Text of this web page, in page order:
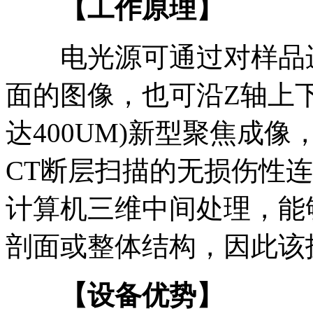
【工作原理】
电光源可通过对样品
面的图像，也可沿Z轴上
达400UM)新型聚焦成像
CT断层扫描的无损伤性
计算机三维中间处理，
剖面或整体结构，因此
【设备优势】